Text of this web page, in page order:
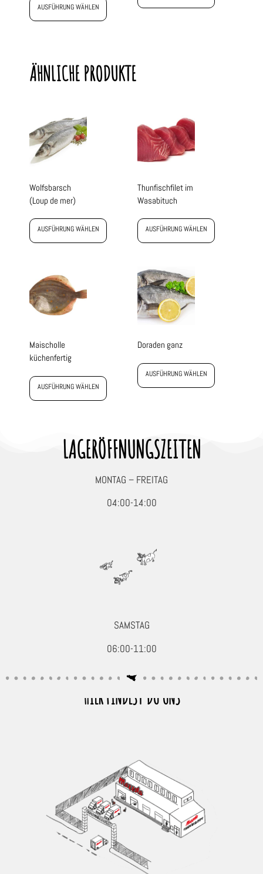
AUSFÜHRUNG WÄHLEN
ÄHNLICHE PRODUKTE
Wolfsbarsch
(Loup de mer)
AUSFÜHRUNG WÄHLEN
Thunfischfilet im
Wasabituch
AUSFÜHRUNG WÄHLEN
Maischolle
küchenfertig
AUSFÜHRUNG WÄHLEN
Doraden ganz
AUSFÜHRUNG WÄHLEN
LAGERÖFFNUNGSZEITEN
MONTAG – FREITAG
04:00-14:00
SAMSTAG
06:00-11:00
HIER FINDEST DU UNS